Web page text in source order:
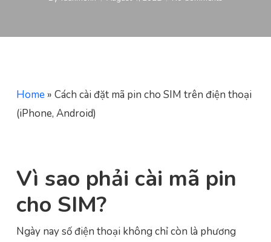
Home» Cách cài đặt mã pin cho SIM trên điện thoại
(iPhone, Android)
Vì sao phải cài mã pin
cho SIM?
Ngày nay số điện thoại không chỉ còn là phương